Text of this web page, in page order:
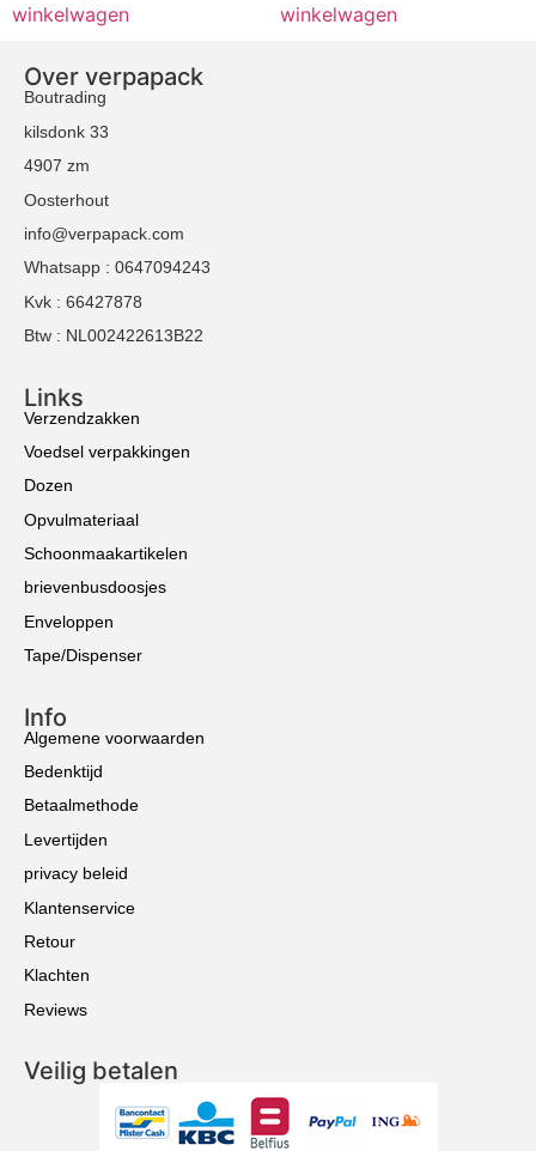
winkelwagen
winkelwagen
Over verpapack
Boutrading
kilsdonk 33
4907 zm
Oosterhout
info@verpapack.com
Whatsapp : 0647094243
Kvk : 66427878
Btw : NL002422613B22
Links
Verzendzakken
Voedsel verpakkingen
Dozen
Opvulmateriaal
Schoonmaakartikelen
brievenbusdoosjes
Enveloppen
Tape/Dispenser
Algemene voorwaarden
Bedenktijd
Betaalmethode
Levertijden
privacy beleid
Klantenservice
Retour
Klachten
Reviews
Info
Veilig betalen